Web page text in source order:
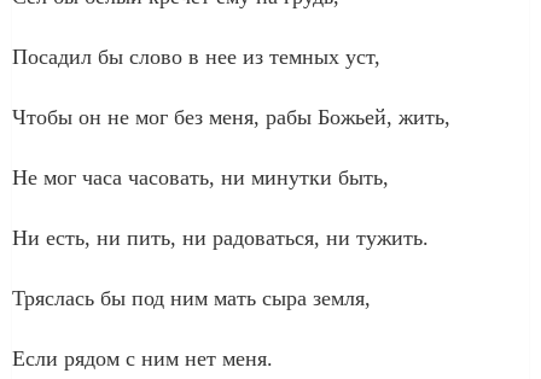
Посадил бы слово в нее из темных уст,
Чтобы он не мог без меня, рабы Божьей, жить,
Не мог часа часовать, ни минутки быть,
Ни есть, ни пить, ни радоваться, ни тужить.
Тряслась бы под ним мать сыра земля,
Если рядом с ним нет меня.